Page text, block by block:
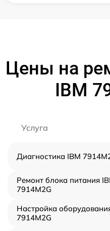
Цены на
IBM
Услуга
Диагностика IBM
Ремонт блока питания
7914M2G
Настройка
7914M2G